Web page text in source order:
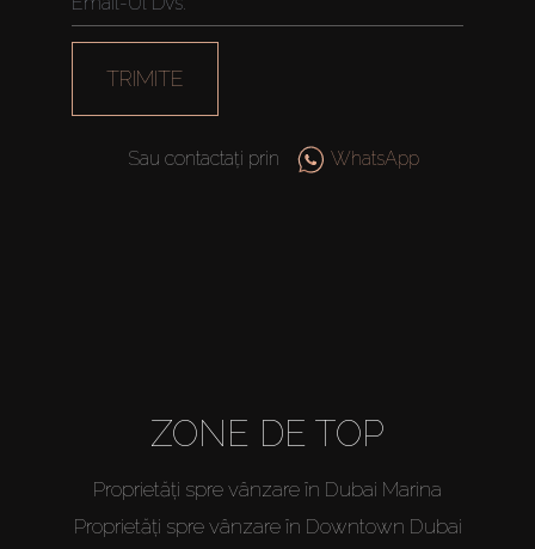
Vânzare
Off-Plan
TRIMITE
Sau contactați prin WhatsApp
ZONE DE TOP
Proprietăți spre vânzare în Dubai Marina
Proprietăți spre vânzare în Downtown Dubai